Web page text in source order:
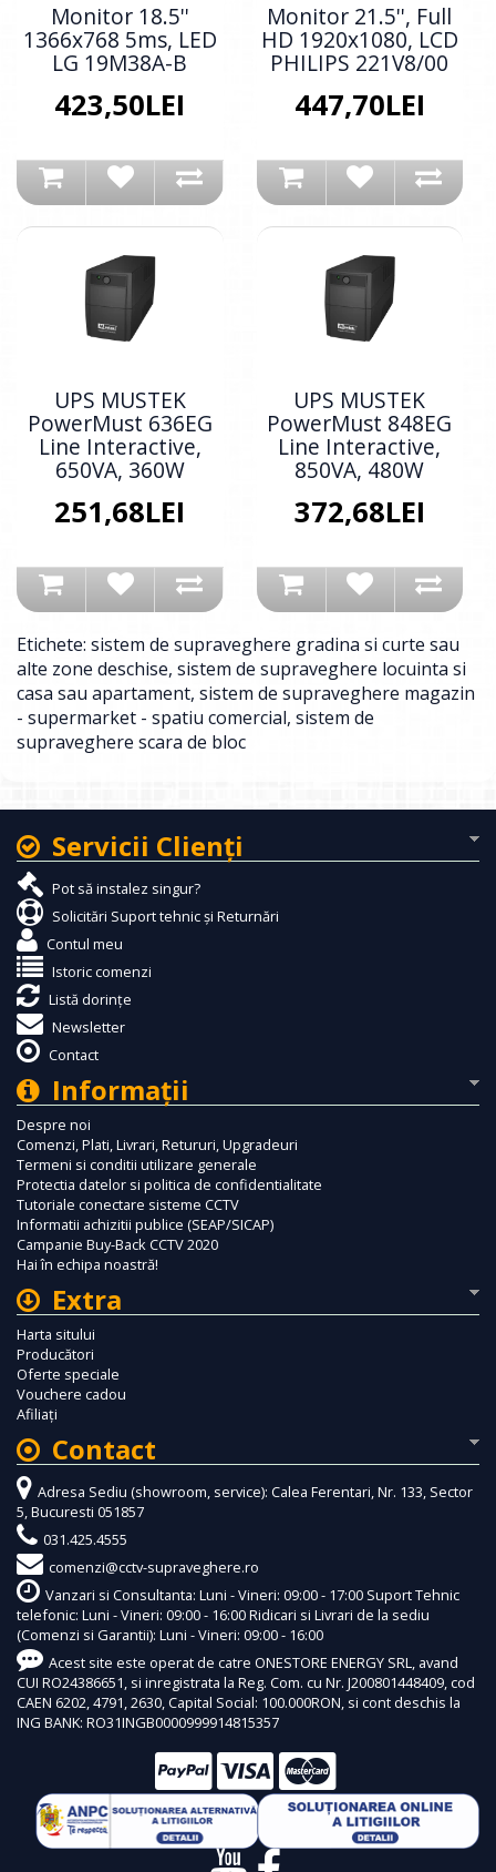
Monitor 18.5''
1366x768 5ms, LED
LG 19M38A-B
423,50LEI
Monitor 21.5'', Full
HD 1920x1080, LCD
PHILIPS 221V8/00
447,70LEI
UPS MUSTEK
PowerMust 636EG
Line Interactive,
650VA, 360W
251,68LEI
UPS MUSTEK
PowerMust 848EG
Line Interactive,
850VA, 480W
372,68LEI
Etichete: sistem de supraveghere gradina si curte sau
alte zone deschise, sistem de supraveghere locuinta si
casa sau apartament, sistem de supraveghere magazin
- supermarket - spatiu comercial, sistem de
supraveghere scara de bloc
Servicii Clienţi
Pot să instalez singur?
Solicitări Suport tehnic și Returnări
Contul meu
Istoric comenzi
Listă dorințe
Newsletter
Contact
Informaţii
Despre noi
Comenzi, Plati, Livrari, Retururi, Upgradeuri
Termeni si conditii utilizare generale
Protectia datelor si politica de confidentialitate
Tutoriale conectare sisteme CCTV
Informatii achizitii publice (SEAP/SICAP)
Campanie Buy-Back CCTV 2020
Hai în echipa noastră!
Extra
Harta sitului
Producători
Oferte speciale
Vouchere cadou
Afiliaţi
Contact
Adresa Sediu (showroom, service): Calea Ferentari, Nr. 133, Sector
5, Bucuresti 051857
031.425.4555
comenzi@cctv-supraveghere.ro
Vanzari si Consultanta: Luni - Vineri: 09:00 - 17:00 Suport Tehnic
telefonic: Luni - Vineri: 09:00 - 16:00 Ridicari si Livrari de la sediu
(Comenzi si Garantii): Luni - Vineri: 09:00 - 16:00
Acest site este operat de catre ONESTORE ENERGY SRL, avand
CUI RO24386651, si inregistrata la Reg. Com. cu Nr. J200801448409, cod
CAEN 6202, 4791, 2630, Capital Social: 100.000RON, si cont deschis la
ING BANK: RO31INGB0000999914815357